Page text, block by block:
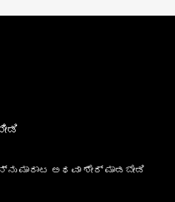
ಮಾರಾಟ ಅಥವಾ ಶೇರ್‌ ಮಾಡಬೇಡಿ